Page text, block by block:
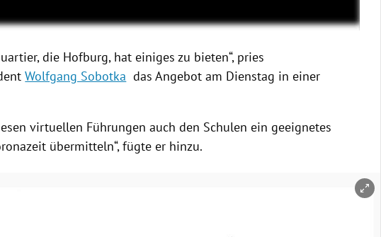
die Hofburg, hat einiges zu bieten“, pries
Wolfgang Sobotka das Angebot am Dienstag in einer
virtuellen Führungen auch den Schulen ein geeignetes
übermitteln“, fügte er hinzu.
schließen